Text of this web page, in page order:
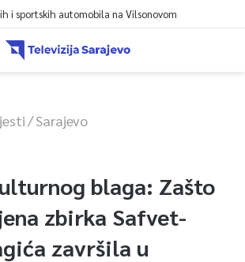
/Sarajevo
blaga: Zašto
zbirka Safvet-
završila u